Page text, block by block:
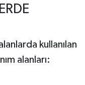
kullanılan
alanları: